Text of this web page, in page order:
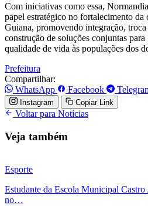
Com iniciativas como essa,
papel estratégico no fortalecimento da
Guiana, promovendo integração,
construção de soluções conjuntas
qualidade de vida às populações dos
Prefeitura
Compartilhar:
WhatsApp
Facebook
Instagram Copiar Link
Voltar para Notícias
Veja também
Esporte
Estudante da Escola Municipal
no…